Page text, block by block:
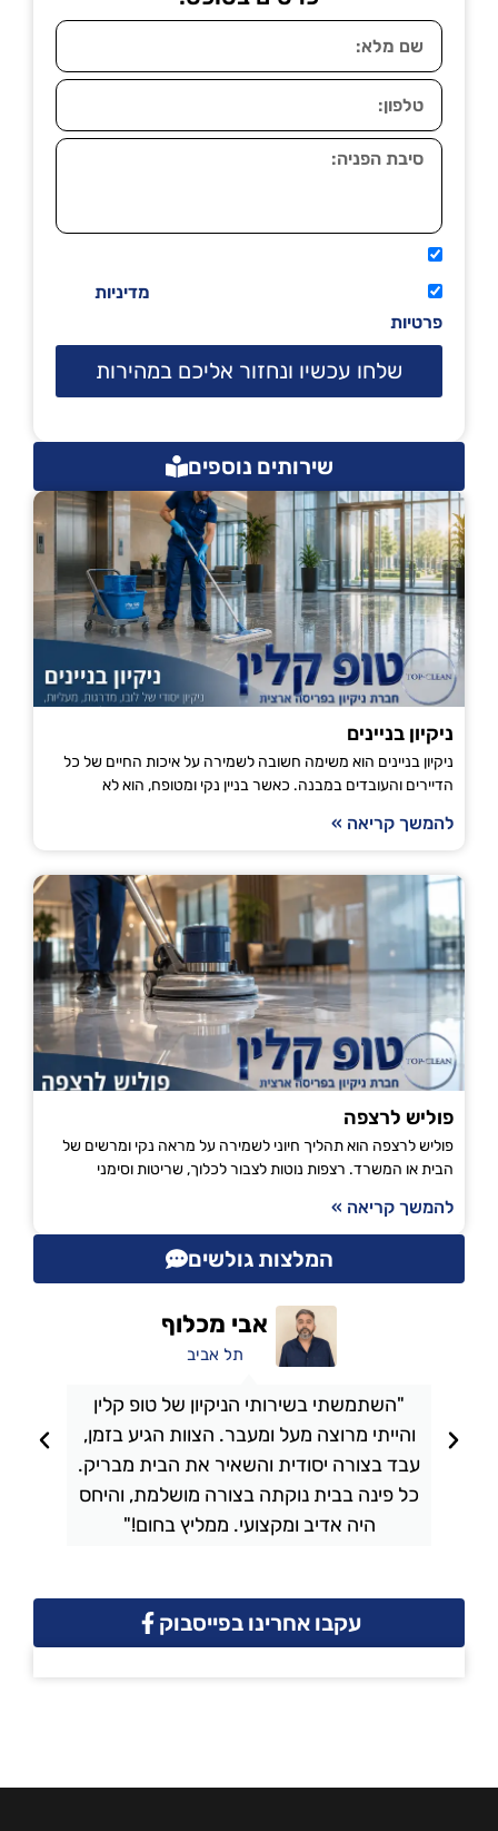
מדיניות
פרטיות
שלחו עכשיו ונחזור אליכם במהירות
שירותים נוספים
ניקיון בניינים
ניקיון בניינים הוא משימה חשובה לשמירה על איכות החיים של כל
הדיירים והעובדים במבנה. כאשר בניין נקי ומטופח, הוא לא
להמשך קריאה »
פוליש לרצפה
פוליש לרצפה הוא תהליך חיוני לשמירה על מראה נקי ומרשים של
הבית או המשרד. רצפות נוטות לצבור לכלוך, שריטות וסימני
להמשך קריאה »
המלצות גולשים
"השתמשתי בשירותי הניקיון של טופ קלין
והייתי מרוצה מעל ומעבר. הצוות הגיע בזמן,
עבד בצורה יסודית והשאיר את הבית מבריק.
כל פינה בבית נוקתה בצורה מושלמת, והיחס
היה אדיב ומקצועי. ממליץ בחום!"
אבי מכלוף
תל אביב
עקבו אחרינו בפייסבוק